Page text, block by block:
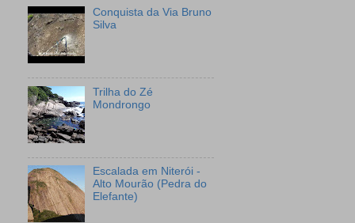
Conquista da Via Bruno
Silva
Trilha do Zé
Mondrongo
Escalada em Niterói -
Alto Mourão (Pedra do
Elefante)